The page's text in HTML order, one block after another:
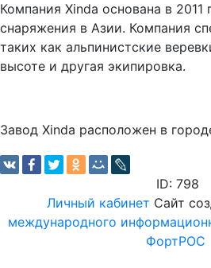
Компания Xinda основана в
снаряжения в Азии. Компания
таких как альпинистские
высоте и другая экипировка.
Завод Xinda расположен в
ID: 798
Личный кабинет Сайт
международного
ФортРОС